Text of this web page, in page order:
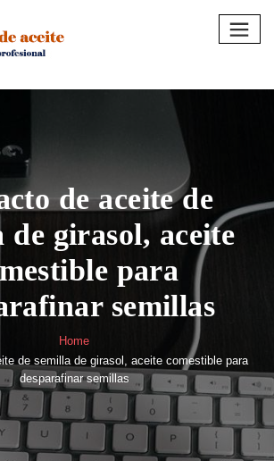
de aceite de
de girasol, aceite
para
semillas
Home
de semilla de girasol, aceite comestible para
desparafinar semillas